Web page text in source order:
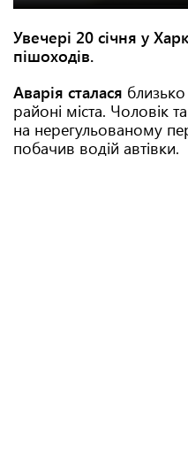
Увечері 20 січня у
пішоходів.
Аварія сталася
районі міста. Чоловік
на нерегульованому
побачив водій автівки.